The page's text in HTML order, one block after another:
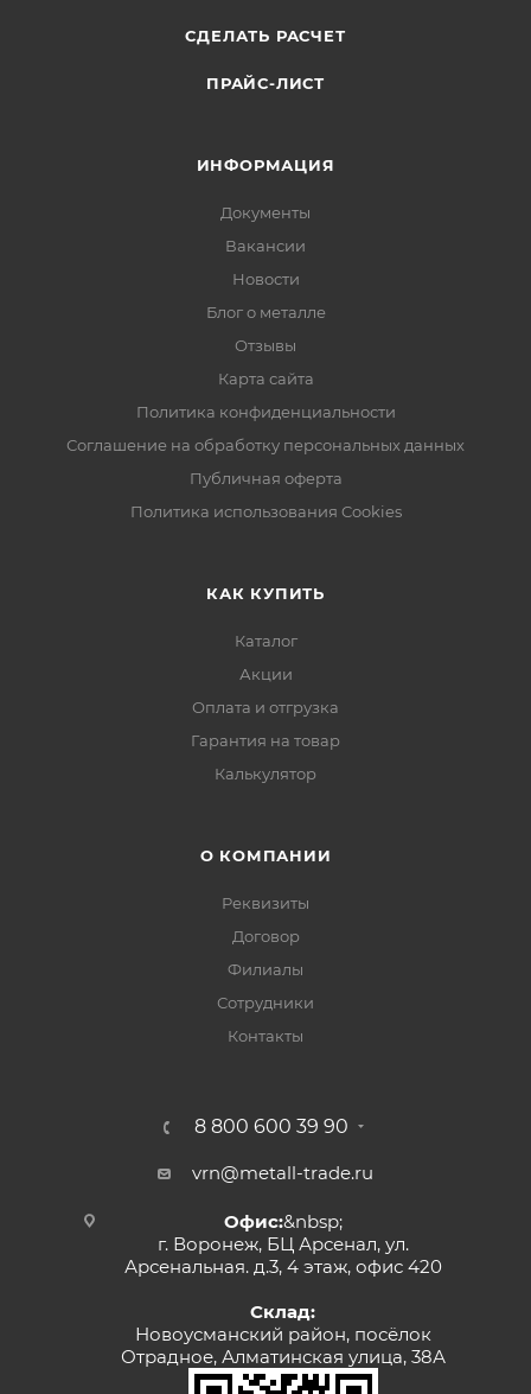
СДЕЛАТЬ РАСЧЕТ
ПРАЙС-ЛИСТ
ИНФОРМАЦИЯ
Документы
Вакансии
Новости
Блог о металле
Отзывы
Карта сайта
Политика конфиденциальности
Соглашение на обработку персональных данных
Публичная оферта
Политика использования Cookies
КАК КУПИТЬ
Каталог
Акции
Оплата и отгрузка
Гарантия на товар
Калькулятор
О КОМПАНИИ
Реквизиты
Договор
Филиалы
Сотрудники
Контакты
8 800 600 39 90
vrn@metall-trade.ru
Офис:&nbsp;
г. Воронеж, БЦ Арсенал, ул.
Арсенальная. д.3, 4 этаж, офис 420
Склад:
Новоусманский район, посёлок
Отрадное, Алматинская улица, 38А